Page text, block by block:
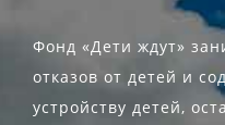
Фонд «Дети ждут»
отказов от детей и
устройству детей,